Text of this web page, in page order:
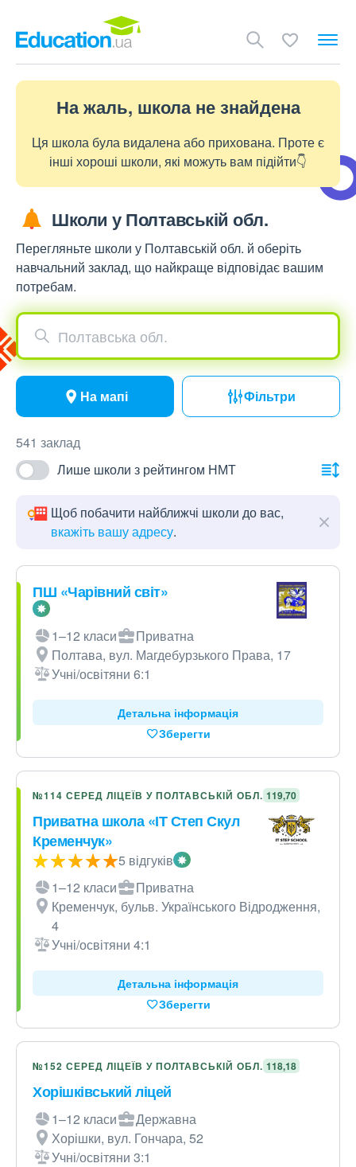
На жаль, школа не знайдена
Ця школа була видалена або прихована. Проте є
інші хороші школи, які можуть вам підійти👇
Школи у Полтавській обл.
Перегляньте школи у Полтавській обл. й оберіть
навчальний заклад, що найкраще відповідає вашим
потребам.
Полтавська обл.
На мапі Фільтри
541 заклад
Лише школи з рейтингом НМТ
Щоб побачити найближчі школи до вас,
вкажіть вашу адресу.
ПШ «Чарівний світ»
1–12 класи
Приватна
Полтава, вул. Магдебурзького Права, 17
Учні/освітяни 6:1
Детальна інформація
Зберегти
№114 СЕРЕД ЛІЦЕЇВ У ПОЛТАВСЬКІЙ ОБЛ. 119,70
Приватна школа «ІТ Степ Скул
Кременчук»
5 відгуків
1–12 класи
Приватна
Кременчук, бульв. Українського Відродження,
4
Учні/освітяни 4:1
Детальна інформація
Зберегти
№152 СЕРЕД ЛІЦЕЇВ У ПОЛТАВСЬКІЙ ОБЛ. 118,18
Хорішківський ліцей
1–12 класи
Державна
Хорішки, вул. Гончара, 52
Учні/освітяни 3:1